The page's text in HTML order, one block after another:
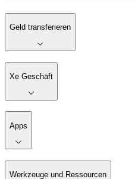
Geld transferieren
Xe Geschäft
Apps
Werkzeuge und Ressourcen